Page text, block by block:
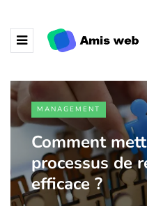
MANAGEMENT
Comment
processus de
efficace ?